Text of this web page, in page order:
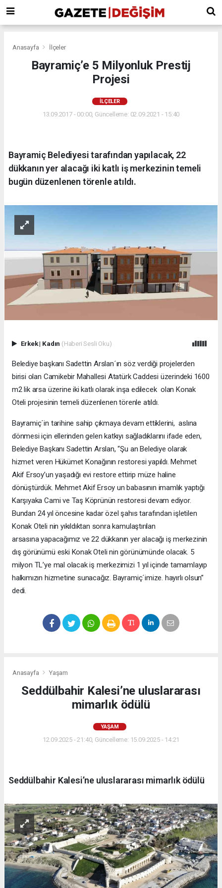
Anasayfa İlçeler
Bayramiç’e 5 Milyonluk Prestij
Projesi
İLÇELER
13.09.2017 - 00:00, Güncelleme: 02.09.2021 - 15:40
Bayramiç Belediyesi tarafından yapılacak, 22
dükkanın yer alacağı iki katlı iş merkezinin temeli
bugün düzenlenen törenle atıldı.
Erkek| Kadın (Haberi Sesli Oku)
Belediye başkanı Sadettin Arslan´ın söz verdiği projelerden
birisi olan Camikebir Mahallesi Atatürk Caddesi üzerindeki 1600
m2 lik arsa üzerine iki katlı olarak inşa edilecek olan Konak
Oteli projesinin temeli düzenlenen törenle atıldı.
Bayramiç´in tarihine sahip çıkmaya devam ettiklerini, aslına
dönmesi için ellerinden gelen katkıyı sağladıklarını ifade eden,
Belediye Başkanı Sadettin Arslan, “Şu an Belediye olarak
hizmet veren Hükümet Konağının restoresi yapıldı. Mehmet
Akif Ersoy’un yaşadığı evi restore ettirip müze haline
dönüştürdük. Mehmet Akif Ersoy un babasının imamlık yaptığı
Karşıyaka Cami ve Taş Köprünün restoresi devam ediyor.
Bundan 24 yıl öncesine kadar özel şahıs tarafından işletilen
Konak Oteli nin yıkıldıktan sonra kamulaştırılan
arsasına yapacağımız ve 22 dükkanın yer alacağı iş merkezinin
dış görünümü eski Konak Oteli nin görünümünde olacak. 5
milyon TL’ye mal olacak iş merkezimizi 1 yıl içinde tamamlayıp
halkımızın hizmetine sunacağız. Bayramiç´imize. hayırlı olsun”
dedi.
Anasayfa Yaşam
Seddülbahir Kalesi’ne uluslararası
mimarlık ödülü
YAŞAM
12.09.2025 - 21:40, Güncelleme: 15.09.2025 - 14:21
Seddülbahir Kalesi’ne uluslararası mimarlık ödülü